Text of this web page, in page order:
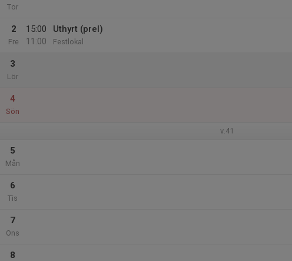
Tor
2
Fre
15:00
11:00
Uthyrt (prel)
Festlokal
3
Lör
4
Sön
v.41
5
Mån
6
Tis
7
Ons
8